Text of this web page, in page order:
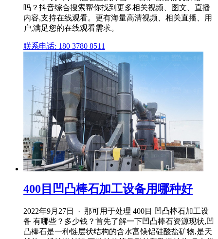
吗？抖音综合搜索帮你找到更多相关视频、图文、直播
内容,支持在线观看。更有海量高清视频、相关直播、用
户,满足您的在线观看需求。
联系电话: 180 3780 8511
400目凹凸棒石加工设备用哪种好
2022年9月27日 · 那可用于处理 400目 凹凸棒石加工设
备 有哪些？多少钱？首先了解一下凹凸棒石资源现状,凹
凸棒石是一种链层状结构的含水富镁铝硅酸盐矿物,是天